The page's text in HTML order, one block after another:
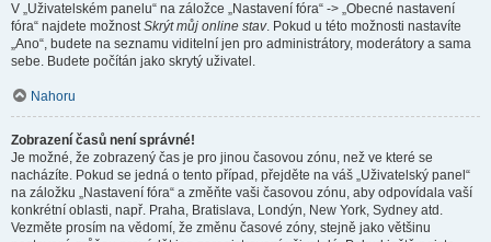
V „Uživatelském panelu“ na záložce „Nastavení fóra“ -> „Obecné nastavení
fóra“ najdete možnostSkrýt můj online stav. Pokud u této možnosti nastavíte
„Ano“, budete na seznamu viditelní jen pro administrátory, moderátory a sama
sebe. Budete počítán jako skrytý uživatel.
Nahoru
Zobrazení časů není správné!
Je možné, že zobrazený čas je pro jinou časovou zónu, než ve které se
nacházíte. Pokud se jedná o tento případ, přejděte na váš „Uživatelský panel“
na záložku „Nastavení fóra“ a změňte vaši časovou zónu, aby odpovídala vaší
konkrétní oblasti, např. Praha, Bratislava, Londýn, New York, Sydney atd.
Vezměte prosím na vědomí, že změnu časové zóny, stejně jako většinu